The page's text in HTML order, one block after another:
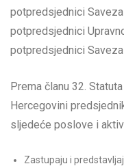
potpredsjednici
potpredsjednici
potpredsjednici
Prema članu 32.
Hercegovini
sljedeće poslove i
Zastupaju i